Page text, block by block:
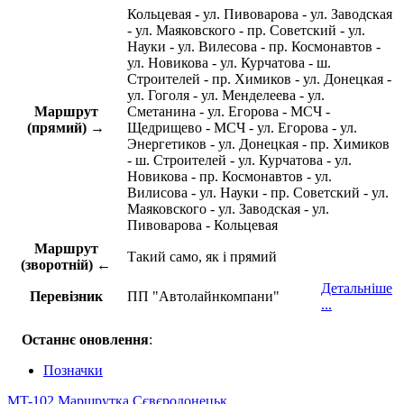
Маршрут
(прямий) →
Кольцевая - ул. Пивоварова - ул. Заводская
- ул. Маяковского - пр. Советский - ул.
Науки - ул. Вилесова - пр. Космонавтов -
ул. Новикова - ул. Курчатова - ш.
Строителей - пр. Химиков - ул. Донецкая -
ул. Гоголя - ул. Менделеева - ул.
Сметанина - ул. Егорова - МСЧ -
Щедрищево - МСЧ - ул. Егорова - ул.
Энергетиков - ул. Донецкая - пр. Химиков
- ш. Строителей - ул. Курчатова - ул.
Новикова - пр. Космонавтов - ул.
Вилисова - ул. Науки - пр. Советский - ул.
Маяковского - ул. Заводская - ул.
Пивоварова - Кольцевая
Маршрут
(зворотній) ←
Такий само, як і прямий
Перевізник ПП "Автолайнкомпани"
Детальніше
...
Останнє оновлення:
Позначки
MT-102 Маршрутка Сєвєродонецьк